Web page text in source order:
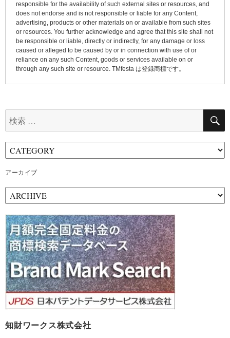
responsible for the availability of such external sites or resources, and
does not endorse and is not responsible or liable for any Content,
advertising, products or other materials on or available from such sites
or resources. You further acknowledge and agree that this site shall not
be responsible or liable, directly or indirectly, for any damage or loss
caused or alleged to be caused by or in connection with use of or
reliance on any such Content, goods or services available on or
through any such site or resource. TMfesta は登録商標です。
索:
アーカイブ
ー
カ
イ
ブ
知財ワークス株式会社